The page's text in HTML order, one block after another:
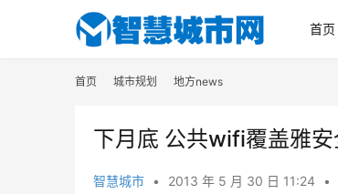
首页
首页 城市规划 地方news
下月底 公共wifi覆盖雅
智慧城市 • 2013 年 5 月 30 日 11:24 •